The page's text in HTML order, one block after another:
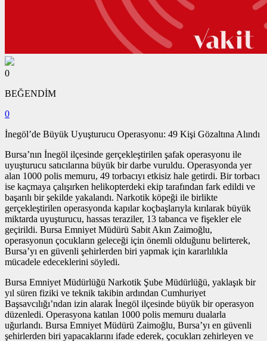
0
BEĞENDİM
0
İnegöl’de Büyük Uyuşturucu Operasyonu: 49 Kişi Gözaltına Alındı
Bursa’nın İnegöl ilçesinde gerçekleştirilen şafak operasyonu ile
uyuşturucu satıcılarına büyük bir darbe vuruldu. Operasyonda yer
alan 1000 polis memuru, 49 torbacıyı etkisiz hale getirdi. Bir torbacı
ise kaçmaya çalışırken helikopterdeki ekip tarafından fark edildi ve
başarılı bir şekilde yakalandı. Narkotik köpeği ile birlikte
gerçekleştirilen operasyonda kapılar koçbaşlarıyla kırılarak büyük
miktarda uyuşturucu, hassas teraziler, 13 tabanca ve fişekler ele
geçirildi. Bursa Emniyet Müdürü Sabit Akın Zaimoğlu,
operasyonun çocukların geleceği için önemli olduğunu belirterek,
Bursa’yı en güvenli şehirlerden biri yapmak için kararlılıkla
mücadele edeceklerini söyledi.
Bursa Emniyet Müdürlüğü Narkotik Şube Müdürlüğü, yaklaşık bir
yıl süren fiziki ve teknik takibin ardından Cumhuriyet
Başsavcılığı’ndan izin alarak İnegöl ilçesinde büyük bir operasyon
düzenledi. Operasyona katılan 1000 polis memuru dualarla
uğurlandı. Bursa Emniyet Müdürü Zaimoğlu, Bursa’yı en güvenli
şehirlerden biri yapacaklarını ifade ederek, çocukları zehirleyen ve